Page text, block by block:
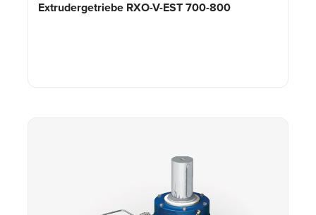
Extrudergetriebe RXO-V-EST 700-800